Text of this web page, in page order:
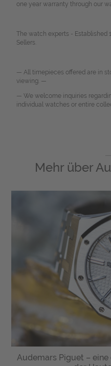
one year warranty through our
The watch experts - Established
Sellers.
— All timepieces offered are in
viewing. —
— We welcome inquiries
individual watches or entire
Mehr über
Audemars Piguet –